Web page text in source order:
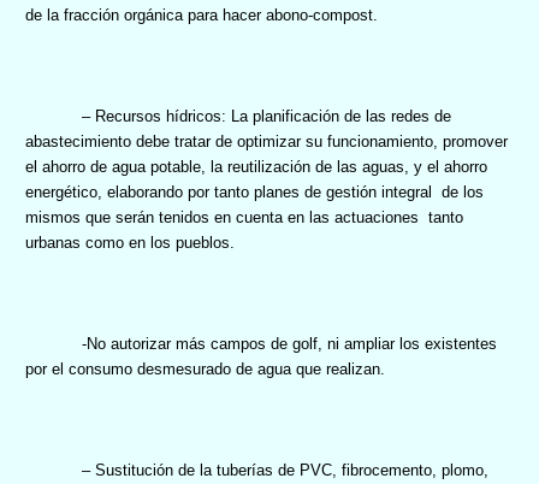
de la fracción orgánica para hacer abono-compost.
– Recursos hídricos: La planificación de las redes de
abastecimiento debe tratar de optimizar su funcionamiento, promover
el ahorro de agua potable, la reutilización de las aguas, y el ahorro
energético, elaborando por tanto planes de gestión integral de los
mismos que serán tenidos en cuenta en las actuaciones tanto
urbanas como en los pueblos.
-No autorizar más campos de golf, ni ampliar los existentes
por el consumo desmesurado de agua que realizan.
– Sustitución de la tuberías de PVC, fibrocemento, plomo,